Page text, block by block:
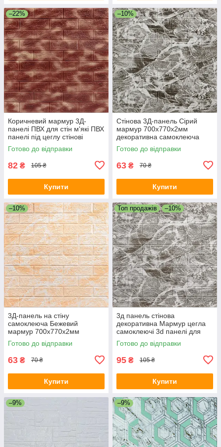
–22%
Коричневий мармур 3Д-
панелі ПВХ для стін м'які ПВХ
панелі під цеглу стінові
700x770x5мм (361) SW-
00000637
Готово до відправки
82 ₴ 105 ₴
Купити
–10%
Стінова 3Д-панель Сірий
мармур 700х770х2мм
декоративна самоклеюча
цегла кладка (061-2) SW-
00001912
Готово до відправки
63 ₴ 70 ₴
Купити
–10%
3Д-панель на стіну
самоклеюча Бежевий
мармур 700х770х2мм
декоративна вологостійка
(062-2) SW-00001911
Готово до відправки
63 ₴ 70 ₴
Купити
Топ продажів –10%
3д панель стінова
декоративна Мармур цегла
самоклеючі 3d панелі для
стін 700x770x5 мм (61) SW-
00000036
Готово до відправки
95 ₴ 105 ₴
Купити
–9% –9%